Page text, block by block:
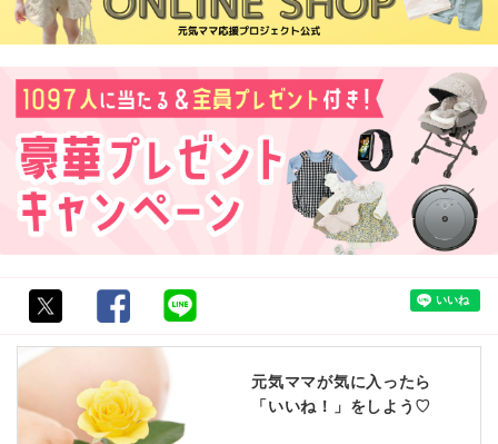
元気ママが気に入ったら
「いいね！」をしよう♡